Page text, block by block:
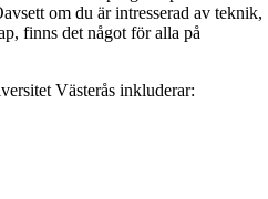
om du är intresserad av teknik,
finns det något för alla på
Västerås inkluderar: